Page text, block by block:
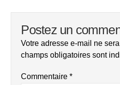
Postez un
Votre adresse e-mail ne
champs obligatoires sont
Commentaire*